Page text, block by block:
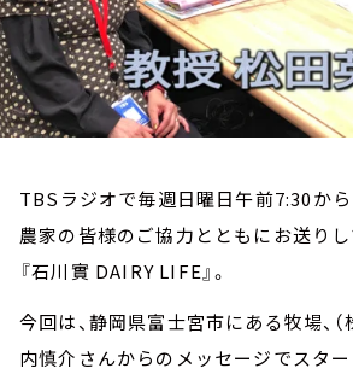
TBSラジオで毎週日曜日午前7:30か
農家の皆様のご協力とともにお送り
『石川實 DAIRY LIFE』。
今回は、静岡県富士宮市にある牧場、
内慎介さんからのメッセージでスター